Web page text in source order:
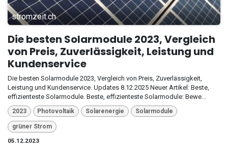
stromzeit.ch
Die besten Solarmodule 2023, Vergleich
von Preis, Zuverlässigkeit, Leistung und
Kundenservice
Die besten Solarmodule 2023, Vergleich von Preis, Zuverlässigkeit,
Leistung und Kundenservice. Updates 8.12.2025 Neuer Artikel: Beste,
effizienteste Solarmodule. Beste, effizienteste Solarmodule: Bewe...
2023 Photovoltaik Solarenergie Solarmodule
grüner Strom
05.12.2023